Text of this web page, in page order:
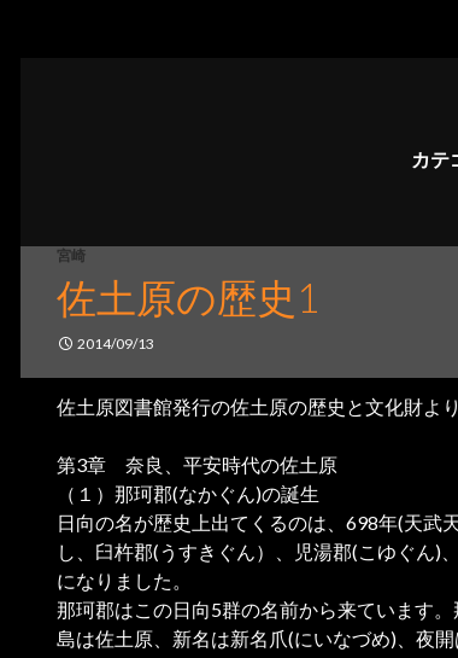
カテ
宮崎
佐土原の歴史1
2014/09/13
佐土原図書館発行の佐土原の歴史と文化財より
第3章 奈良、平安時代の佐土原
（１）那珂郡(なかぐん)の誕生
日向の名が歴史上出てくるのは、698年(天武
し、臼杵郡(うすきぐん）、児湯郡(こゆぐん)
になりました。
那珂郡はこの日向5群の名前から来ています
島は佐土原、新名は新名爪(にいなづめ)、夜